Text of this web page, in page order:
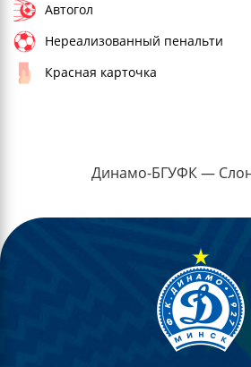
Автогол
Нереализованный пенальти
Красная карточка
Динамо-БГУФК —